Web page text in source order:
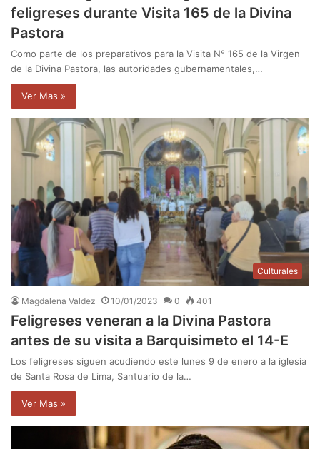
feligreses durante Visita 165 de la Divina
Pastora
Como parte de los preparativos para la Visita N° 165 de la Virgen
de la Divina Pastora, las autoridades gubernamentales,…
Ver Mas »
Culturales
Magdalena Valdez 10/01/2023 0 401
Feligreses veneran a la Divina Pastora
antes de su visita a Barquisimeto el 14-E
Los feligreses siguen acudiendo este lunes 9 de enero a la iglesia
de Santa Rosa de Lima, Santuario de la…
Ver Mas »